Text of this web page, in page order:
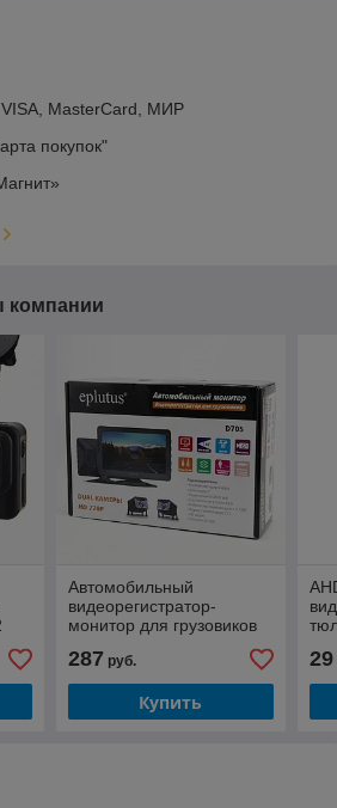
VISA, MasterCard, МИР
покупок"
компании
Автомобильный
видеорегистратор-
монитор для грузовиков
287 руб.
Купить
29